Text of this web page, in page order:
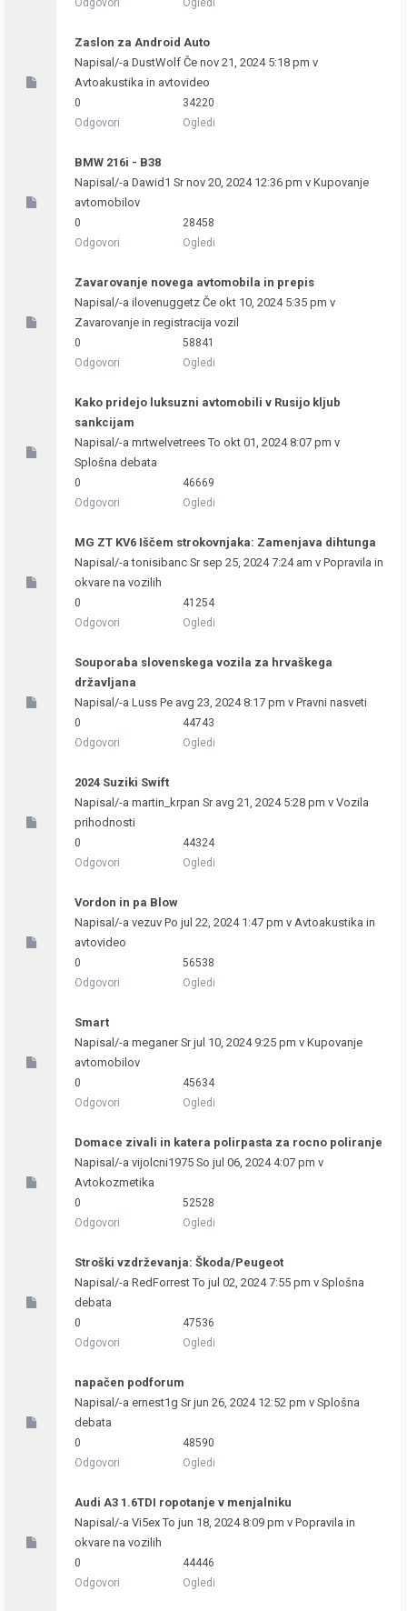
Odgovori Ogledi
Zaslon za Android Auto
Napisal/-a DustWolf Če nov 21, 2024 5:18 pm v
Avtoakustika in avtovideo
0
Odgovori
34220
Ogledi
BMW 216i - B38
Napisal/-a Dawid1 Sr nov 20, 2024 12:36 pm v Kupovanje
avtomobilov
0
Odgovori
28458
Ogledi
Zavarovanje novega avtomobila in prepis
Napisal/-a ilovenuggetz Če okt 10, 2024 5:35 pm v
Zavarovanje in registracija vozil
0
Odgovori
58841
Ogledi
Kako pridejo luksuzni avtomobili v Rusijo kljub
sankcijam
Napisal/-a mrtwelvetreesTo okt 01, 2024 8:07 pm v
Splošna debata
0
Odgovori
46669
Ogledi
MG ZT KV6 Iščem strokovnjaka: Zamenjava dihtunga
Napisal/-atonisibanc Sr sep 25, 2024 7:24 am v Popravila in
okvare na vozilih
0
Odgovori
41254
Ogledi
Souporaba slovenskega vozila za hrvaškega
državljana
Napisal/-a Luss Pe avg 23, 2024 8:17 pm v Pravni nasveti
0
Odgovori
44743
Ogledi
2024 Suziki Swift
Napisal/-a martin_krpan Sr avg 21, 2024 5:28 pm v Vozila
prihodnosti
0
Odgovori
44324
Ogledi
Vordon in pa Blow
Napisal/-a vezuv Po jul 22, 2024 1:47 pm v Avtoakustika in
avtovideo
0
Odgovori
56538
Ogledi
Smart
Napisal/-a meganerSr jul 10, 2024 9:25 pm v Kupovanje
avtomobilov
0
Odgovori
45634
Ogledi
Domace zivali in katera polirpasta za rocno poliranje
Napisal/-a vijolcni1975 So jul 06, 2024 4:07 pm v
Avtokozmetika
0
Odgovori
52528
Ogledi
Stroški vzdrževanja: Škoda/Peugeot
Napisal/-a RedForrestTo jul 02, 2024 7:55 pm v Splošna
debata
0
Odgovori
47536
Ogledi
napačen podforum
Napisal/-a ernest1g Sr jun 26, 2024 12:52 pm v Splošna
debata
0
Odgovori
48590
Ogledi
Audi A3 1.6TDI ropotanje v menjalniku
Napisal/-a Vi5exTo jun 18, 2024 8:09 pm v Popravila in
okvare na vozilih
0
Odgovori
44446
Ogledi